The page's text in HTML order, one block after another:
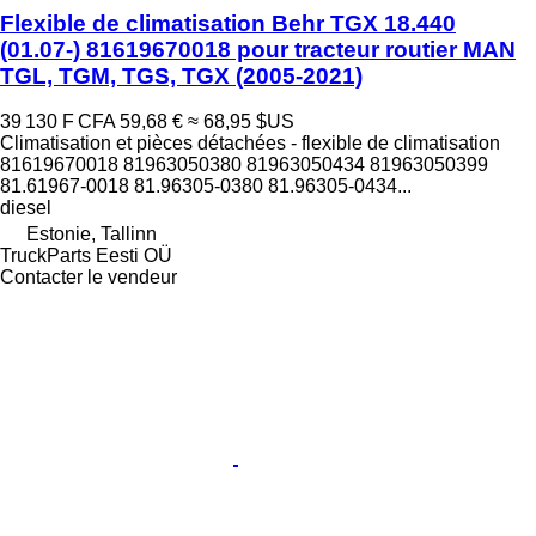
Flexible de climatisation Behr TGX 18.440
(01.07-) 81619670018 pour tracteur routier MAN
TGL, TGM, TGS, TGX (2005-2021)
39 130 F CFA 59,68 € ≈ 68,95 $US
Climatisation et pièces détachées - flexible de climatisation
81619670018 81963050380 81963050434 81963050399
81.61967-0018 81.96305-0380 81.96305-0434...
diesel
Estonie, Tallinn
TruckParts Eesti OÜ
Contacter le vendeur